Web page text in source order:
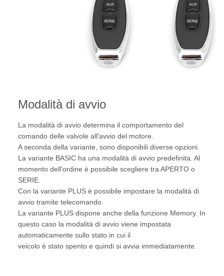
Modalità di avvio
La modalità di avvio determina il comportamento del
comando delle valvole all'avvio del motore.
A seconda della variante, sono disponibili diverse opzioni.
La variante BASIC ha una modalità di avvio predefinita. Al
momento dell'ordine è possibile scegliere tra APERTO o
SERIE.
Con la variante PLUS è possibile impostare la modalità di
avvio tramite telecomando.
La variante PLUS dispone anche della funzione Memory. In
questo caso la modalità di avvio viene impostata
automaticamente sullo stato in cui il
veicolo è stato spento e quindi si avvia immediatamente.